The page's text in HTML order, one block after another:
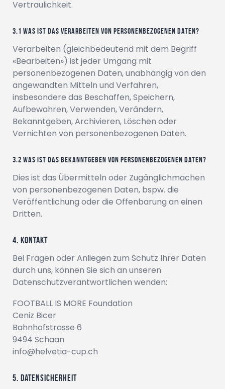
Vertraulichkeit.
Was ist das Verarbeiten von personenbezogenen Daten?
Verarbeiten (gleichbedeutend mit dem Begriff
«Bearbeiten») ist jeder Umgang mit
personenbezogenen Daten, unabhängig von den
angewandten Mitteln und Verfahren,
insbesondere das Beschaffen, Speichern,
Aufbewahren, Verwenden, Verändern,
Bekanntgeben, Archivieren, Löschen oder
Vernichten von personenbezogenen Daten.
Was ist das Bekanntgeben von personenbezogenen Daten?
Dies ist das Übermitteln oder Zugänglichmachen
von personenbezogenen Daten, bspw. die
Veröffentlichung oder die Offenbarung an einen
Dritten.
Kontakt
Bei Fragen oder Anliegen zum Schutz Ihrer Daten
durch uns, können Sie sich an unseren
Datenschutzverantwortlichen wenden:
FOOTBALL IS MORE Foundation
Ceniz Bicer
Bahnhofstrasse 6
9494 Schaan
info@helvetia-cup.ch
Datensicherheit